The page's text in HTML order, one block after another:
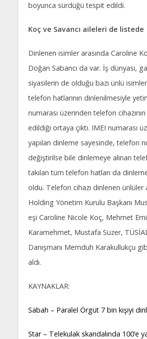
boyunca sürdüğü tespit edildi.
Koç ve Savancı aileleri de listede
Dinlenen isimler arasında Caroline
Doğan Sabancı da var. İş dünyası,
siyasilerin de olduğu bazı ünlü
telefon hatlarının dinlenilmesiyle
numarası üzerinden telefon
edildiği ortaya çıktı. IMEI numarası
yapılan dinleme sayesinde, telefon
değiştirilse bile dinlemeye alınan
takılan tüm telefon hatları da
oldu. Telefon cihazı dinlenen ünlüler
Holding Yönetim Kurulu Başkanı
eşi Caroline Nicole Koç, Mehmet
Karamehmet, Mustafa Süzer,
Danışmanı Memduh Karakullukçu
aldı.
KAYNAKLAR:
Sabah – Paralel Örgüt 7 bin kişiyi
Star – Telekulak skandalında 100’e